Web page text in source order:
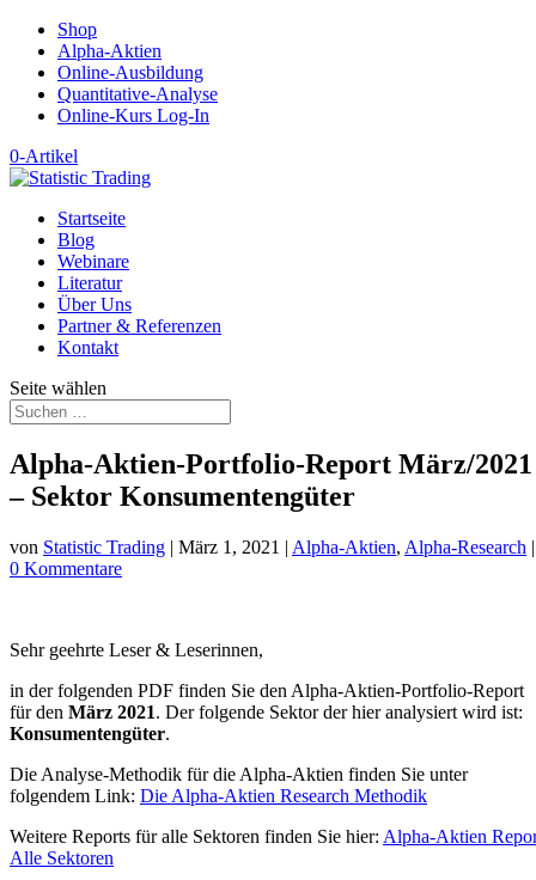
Shop
Alpha-Aktien
Online-Ausbildung
Quantitative-Analyse
Online-Kurs Log-In
0-Artikel
Startseite
Blog
Webinare
Literatur
Über Uns
Partner & Referenzen
Kontakt
Seite wählen
Alpha-Aktien-Portfolio-Report März/2021
– Sektor Konsumentengüter
von Statistic Trading | März 1, 2021 | Alpha-Aktien, Alpha-Research |
0 Kommentare
Sehr geehrte Leser & Leserinnen,
in der folgenden PDF finden Sie den Alpha-Aktien-Portfolio-Report
für den März 2021. Der folgende Sektor der hier analysiert wird ist:
Konsumentengüter.
Die Analyse-Methodik für die Alpha-Aktien finden Sie unter
folgendem Link: Die Alpha-Aktien Research Methodik
Weitere Reports für alle Sektoren finden Sie hier: Alpha-Aktien
Alle Sektoren